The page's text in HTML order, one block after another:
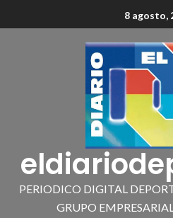
8 agosto,
PERIODICO DIGITAL
GRUPO